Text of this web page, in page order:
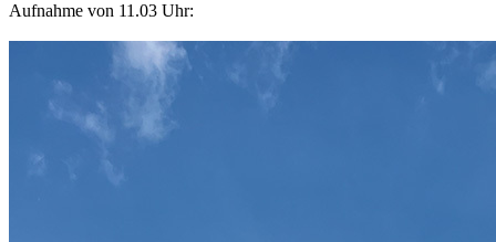
Aufnahme von 11.03 Uhr: